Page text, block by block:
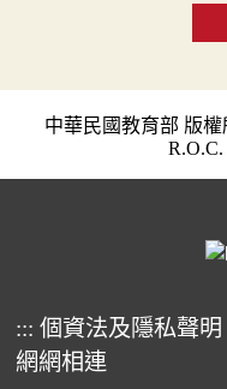
中華民國教育部 版權
R.O.C.
::: 個資法及隱私聲明
網網相連